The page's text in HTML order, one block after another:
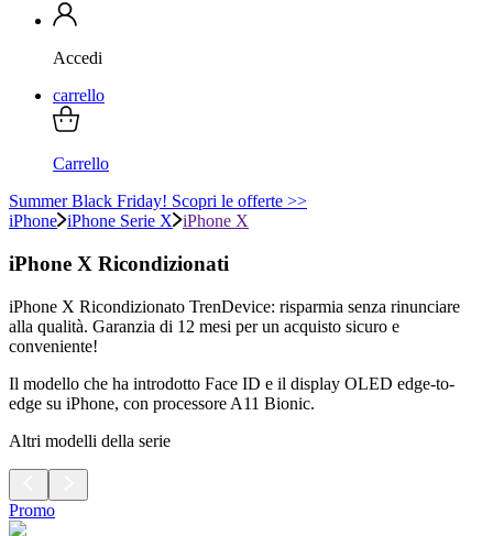
Accedi
carrello
Carrello
Summer Black Friday! Scopri le offerte >>
iPhone iPhone Serie X iPhone X
iPhone X Ricondizionati
iPhone X Ricondizionato TrenDevice: risparmia senza rinunciare
alla qualità. Garanzia di 12 mesi per un acquisto sicuro e
conveniente!
Il modello che ha introdotto Face ID e il display OLED edge-to-
edge su iPhone, con processore A11 Bionic.
Altri modelli della serie
Promo